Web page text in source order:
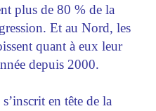
plus de 80 % de la
Et au Nord, les
quant à eux leur
depuis 2000.
en tête de la